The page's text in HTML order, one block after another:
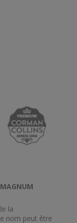
la
nom peut être